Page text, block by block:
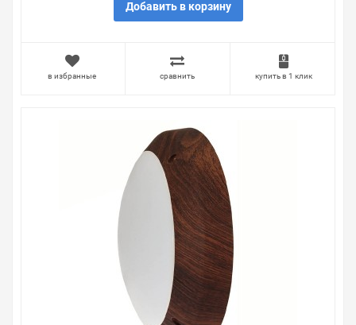
Добавить в корзину
в избранные сравнить купить в 1 клик